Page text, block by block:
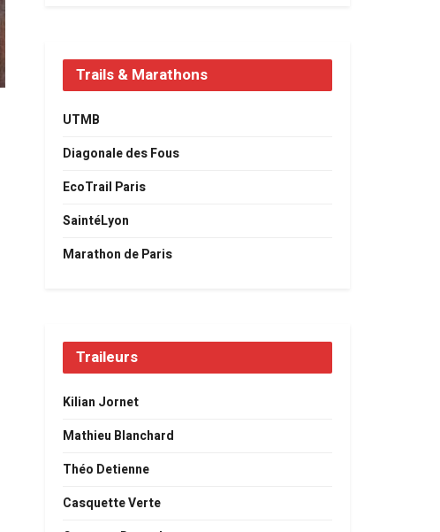
Trails & Marathons
UTMB
Diagonale des Fous
EcoTrail Paris
SaintéLyon
Marathon de Paris
Traileurs
Kilian Jornet
Mathieu Blanchard
Théo Detienne
Casquette Verte